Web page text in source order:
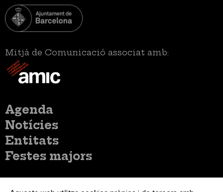
Mitjà de Comunicació associat amb:
Menú
principal
Agenda
Notícies
Entitats
Festes majors